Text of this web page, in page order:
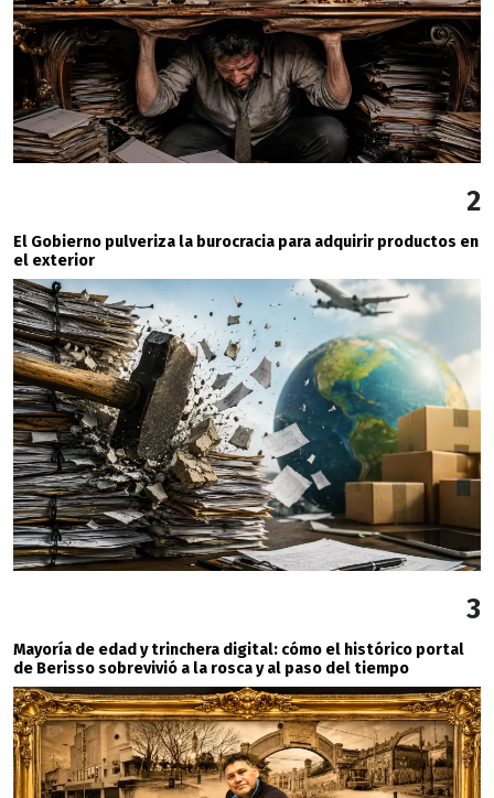
2
El Gobierno pulveriza la burocracia para adquirir productos en
el exterior
3
Mayoría de edad y trinchera digital: cómo el histórico portal
de Berisso sobrevivió a la rosca y al paso del tiempo